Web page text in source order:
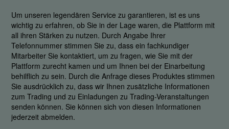
Um unseren legendären Service zu garantieren, ist es uns
wichtig zu erfahren, ob Sie in der Lage waren, die Plattform mit
all ihren Stärken zu nutzen. Durch Angabe Ihrer
Telefonnummer stimmen Sie zu, dass ein fachkundiger
Mitarbeiter Sie kontaktiert, um zu fragen, wie Sie mit der
Plattform zurecht kamen und um Ihnen bei der Einarbeitung
behilflich zu sein. Durch die Anfrage dieses Produktes stimmen
Sie ausdrücklich zu, dass wir Ihnen zusätzliche Informationen
zum Trading und zu Einladungen zu Trading-Veranstaltungen
senden können. Sie können sich von diesen Informationen
jederzeit abmelden.